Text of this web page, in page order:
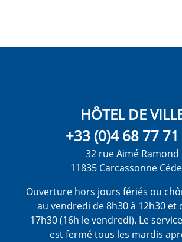
HÔTEL DE
+33 (0)4 68 77 71
32 rue Aimé Ramond
11835 Carcassonne
Ouverture hors jours fériés ou
au vendredi de 8h30 à 12h30 et
17h30 (16h le vendredi). Le
est fermé tous les mardis